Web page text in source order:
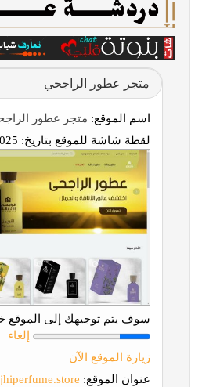
متجر عطور الراجحي
اسم الموقع: متجر عطور
لقطة شاشة للموقع بتاريخ:
سوف يتم توجيهك إلى الموقع خلال 20
إلغاء
زيارة الموقع الآن
عنوان الموقع: